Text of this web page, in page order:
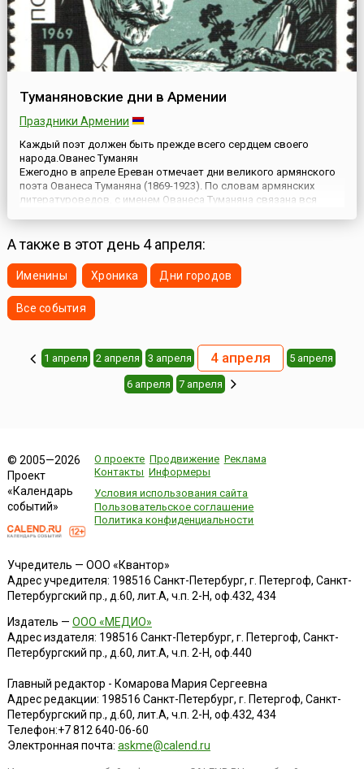
Туманяновские дни в Армении
Праздники Армении
Каждый поэт должен быть прежде всего сердцем своего
народа.Ованес Туманян
Ежегодно в апреле Ереван отмечает дни великого армянского
поэта Ованеса Туманяна (1869-1923). По словам армянских
литературоведов, с именем Ованеса Туманяна связана вся
подобного рода мероприят...
А также в этот день 4 апреля:
Именины Хроника Дни городов
Все события
1 апреля 2 апреля 3 апреля 4 апреля 5 апреля
6 апреля 7 апреля
© 2005—2026
Проект
«Календарь
событий»
О проекте Продвижение Реклама
Контакты Информеры
Условия использования сайта
Пользовательское соглашение
Политика конфиденциальности
Учредитель — ООО «Квантор»
Адрес учредителя: 198516 Санкт-Петербург, г. Петергоф, Санкт-
Петербургский пр., д.60, лит.А, ч.п. 2-Н, оф.432, 434
Издатель — ООО «МЕДИО»
Адрес издателя: 198516 Санкт-Петербург, г. Петергоф, Санкт-
Петербургский пр., д.60, лит.А, ч.п. 2-Н, оф.440
Главный редактор - Комарова Мария Сергеевна
Адрес редакции: 198516 Санкт-Петербург, г. Петергоф, Санкт-
Петербургский пр., д.60, лит.А, ч.п. 2-Н, оф.432, 434
Телефон:+7 812 640-06-60
Электронная почта: askme@calend.ru